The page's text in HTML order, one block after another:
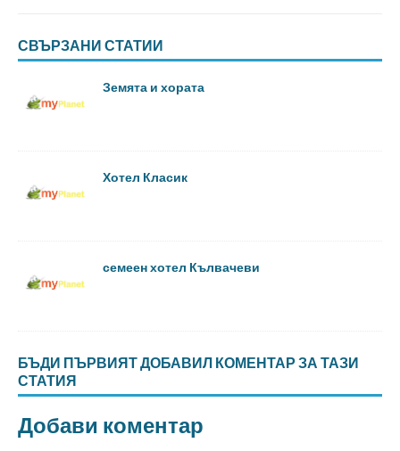
СВЪРЗАНИ СТАТИИ
Земята и хората
Хотел Класик
семеен хотел Кълвачеви
БЪДИ ПЪРВИЯТ ДОБАВИЛ КОМЕНТАР ЗА ТАЗИ
СТАТИЯ
Добави коментар